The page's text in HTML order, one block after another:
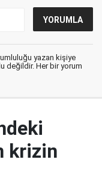
yazan kişiye
değildir. Her bir yorum
krizin